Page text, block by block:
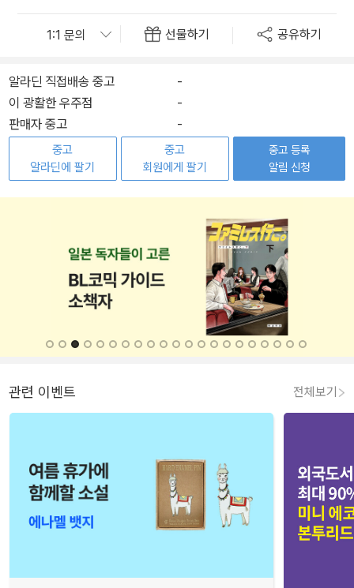
선물하기 공유하기
알라딘 직접배송 중고
-
이 광활한 우주점
-
판매자 중고
-
중고
알라딘에 팔기
중고
회원에게 팔기
중고 등록
알림 신청
관련 이벤트 전체보기